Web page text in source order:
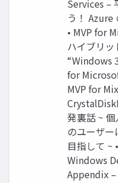
Services –
う！ Azure
• MVP for
ハイブリッ
“Windows
for
MVP for
発裏話 ~
のユーザ
目指して ~
Windows
Appendix